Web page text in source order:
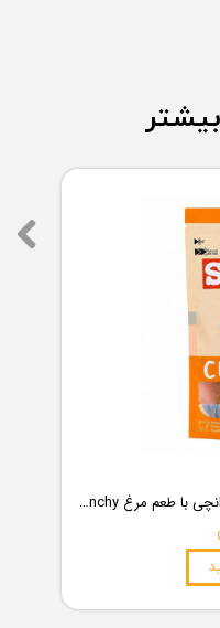
تشویقی استخوان جویدنی سگ اسنکی کرانچی با طعم مرغ Snacky Crunchy Munchy وزن 100 گرم